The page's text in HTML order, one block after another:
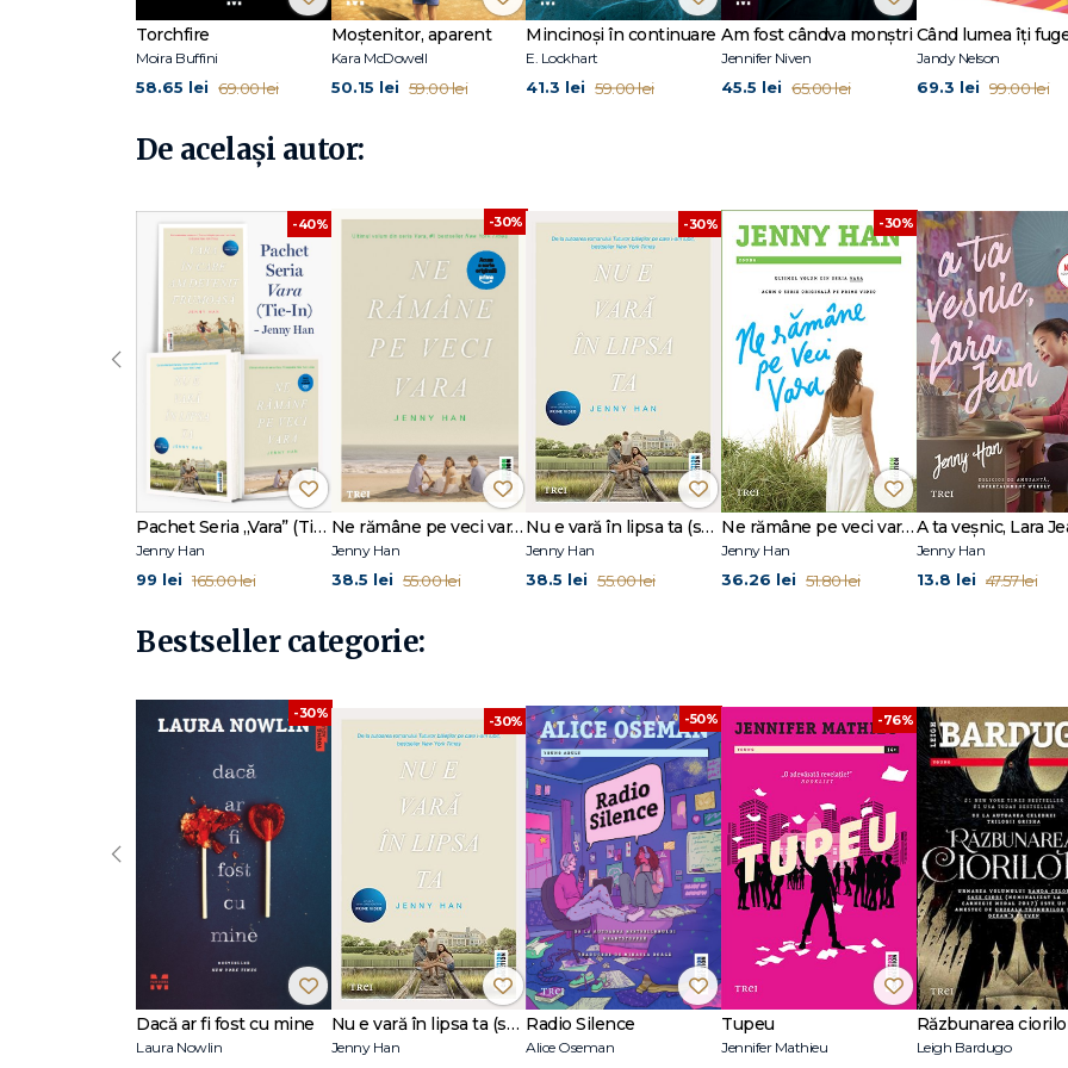
și Twitter sau o puteți vizita la jennyhan.com.
Torchfire
Moira Buffini
58.65 lei 69.00 lei
Moștenitor, aparent
Kara McDowell
50.15 lei 59.00 lei
Mincinoși în continuare
E. Lockhart
41.3 lei 59.00 lei
Am fost cândva monștri
Jennifer Niven
45.5 lei 65.00 lei
Jandy Nelson
69.3 lei 99.00 lei
De același autor:
-40%
Pachet Seria „Vara” (Tie-In) – Jenny Han
Jenny Han
99 lei 165.00 lei
-30%
Ne rămâne pe veci vara (seria Vara, vol. 3, ediție tie-in)
Jenny Han
38.5 lei 55.00 lei
-30%
Nu e vară în lipsa ta (seria Vara, vol. 2, ediție tie-in)
Jenny Han
38.5 lei 55.00 lei
-30%
Ne rămâne pe veci vara (seria Vara, vol. 3)
Jenny Han
36.26 lei 51.80 lei
Jenny Han
13.8 lei 47.57 lei
‹
Bestseller categorie:
-30%
Dacă ar fi fost cu mine
Laura Nowlin
-30%
Nu e vară în lipsa ta (seria Vara, vol. 2, ediție tie-in)
Jenny Han
-50%
Radio Silence
Alice Oseman
-76%
Tupeu
Jennifer Mathieu Leigh Bardugo
‹